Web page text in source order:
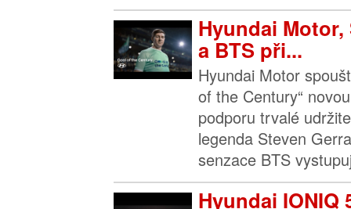
Hyundai
a BTS při...
Hyundai Motor
of the Century“
podporu trvalé
legenda Steven
senzace BTS
Hyundai IONIQ